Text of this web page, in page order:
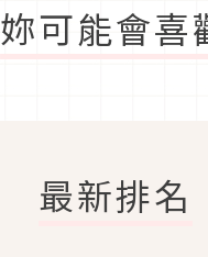
妳可能會喜
最新排名